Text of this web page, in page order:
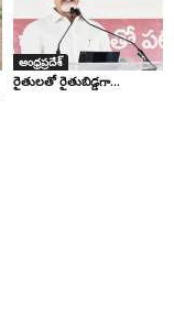
ఆంధ్రప్రదేశ్
రైతులతో రైతుబిడ్డగా…